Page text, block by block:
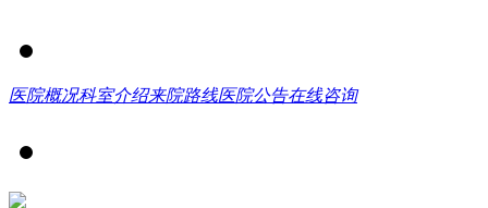
医院概况科室介绍来院路线医院公告在线咨询